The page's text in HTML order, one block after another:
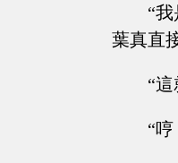
“
葉真直
“
“